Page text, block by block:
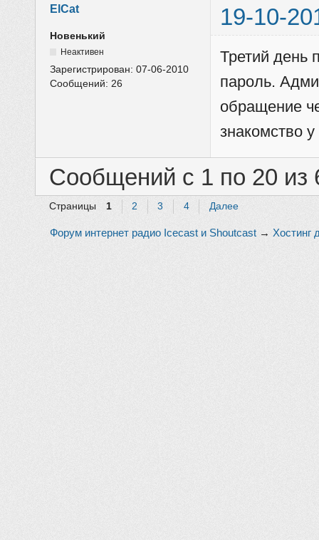
ElCat 19-10-
Новенький
Неактивен
Зарегистрирован:07-06-2010
Сообщений:26
Третий день
пароль.
обращение
знакомство
Сообщений с 1 по 20 из
Страницы 1 2 3 4 Далее
Форум интернет радио Icecast и Shoutcast → Хостинг